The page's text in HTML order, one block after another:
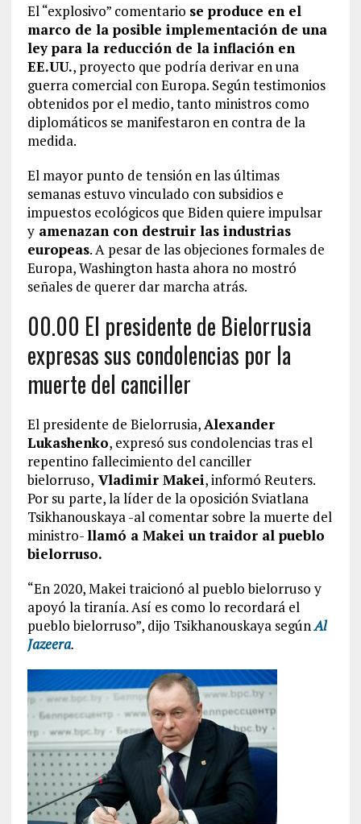
El “explosivo” comentario se produce en el
marco de la posible implementación de una
ley para la reducción de la inflación en
EE.UU., proyecto que podría derivar en una
guerra comercial con Europa. Según testimonios
obtenidos por el medio, tanto ministros como
diplomáticos se manifestaron en contra de la
medida.
El mayor punto de tensión en las últimas
semanas estuvo vinculado con subsidios e
impuestos ecológicos que Biden quiere impulsar
yamenazan con destruir las industrias
europeas. A pesar de las objeciones formales de
Europa, Washington hasta ahora no mostró
señales de querer dar marcha atrás.
00.00 El presidente de Bielorrusia
expresas sus condolencias por la
muerte del canciller
El presidente de Bielorrusia, Alexander
Lukashenko, expresó sus condolencias tras el
repentino fallecimiento del canciller
bielorruso, Vladimir Makei, informó Reuters.
Por su parte, la líder de la oposición Sviatlana
Tsikhanouskaya -al comentar sobre la muerte del
ministro-llamó a Makei un traidor al pueblo
bielorruso.
“En 2020, Makei traicionó al pueblo bielorruso y
apoyó la tiranía. Así es como lo recordará el
pueblo bielorruso”, dijo Tsikhanouskaya segúnAl
Jazeera.